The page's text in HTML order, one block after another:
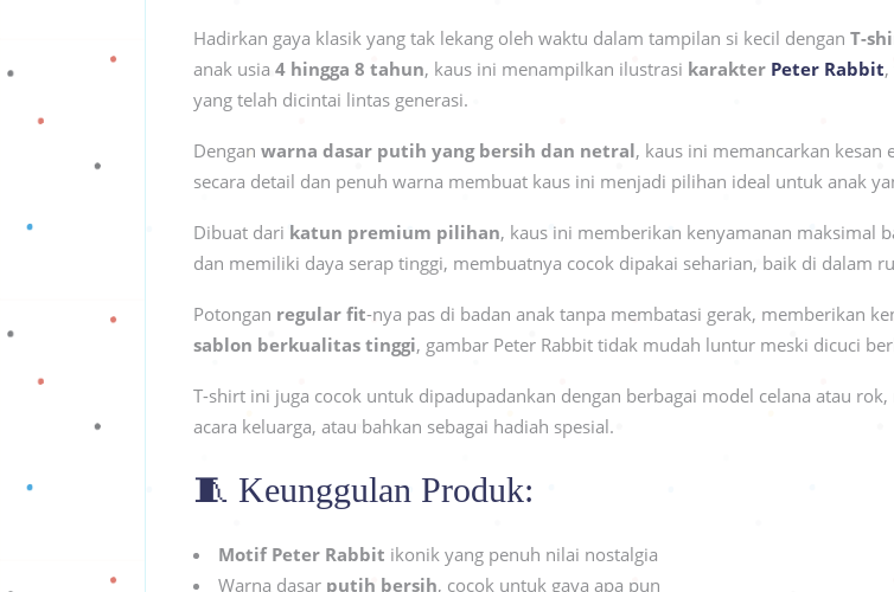
Hadirkan gaya klasik yang tak lekang oleh waktu dalam tampilan si kecil dengan T-
anak usia 4 hingga 8 tahun, kaus ini menampilkan ilustrasi karakter Peter Rabbit
yang telah dicintai lintas generasi.
Dengan warna dasar putih yang bersih dan netral, kaus ini memancarkan
secara detail dan penuh warna membuat kaus ini menjadi pilihan ideal untuk anak
Dibuat dari katun premium pilihan, kaus ini memberikan kenyamanan maksimal
dan memiliki daya serap tinggi, membuatnya cocok dipakai seharian, baik di dalam
Potongan regular fit-nya pas di badan anak tanpa membatasi gerak, memberikan
sablon berkualitas tinggi, gambar Peter Rabbit tidak mudah luntur meski dicuci
T-shirt ini juga cocok untuk dipadupadankan dengan berbagai model celana atau
acara keluarga, atau bahkan sebagai hadiah spesial.
🧵 Keunggulan Produk:
Motif Peter Rabbit ikonik yang penuh nilai nostalgia
Warna dasar putih bersih, cocok untuk gaya apa pun